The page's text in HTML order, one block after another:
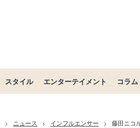
スタイル エンターテイメント コラム
> ニュース > インフルエンサー > 藤田ニコ